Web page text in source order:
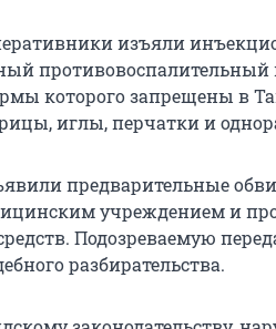
изъяли
противовоспалительный
которого запрещены в
иглы, перчатки и
предварительные
учреждением и
Подозреваемую
разбирательства.